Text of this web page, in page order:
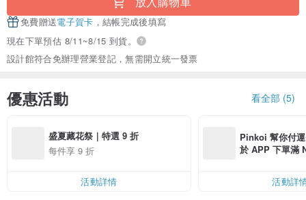
免費贈送電子賀卡 ，結帳完成後填寫
現在下單預估 8/11~8/15 到貨。
設計館符合免辦理營業登記，無需開立統一發票
優惠活動 看全部 (5)
盛夏藏花祭｜特選 9 折
每件享 9 折
活動詳情
Pinkoi 幫你付
於 APP 下單滿
活動詳